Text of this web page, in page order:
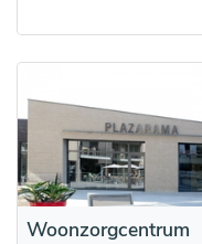
Woonzorgcentrum